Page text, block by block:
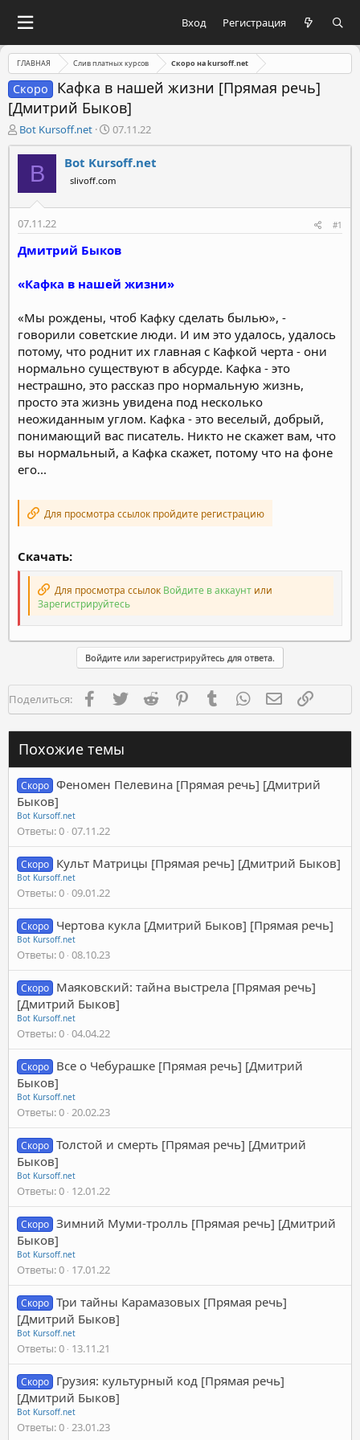
Вход Регистрация
ГЛАВНАЯ Слив платных курсов Скоро на kursoff.net
Скоро
Кафка в нашей жизни [Прямая речь]
[Дмитрий Быков]
А
в
т
м
ы
Bot Kursoff.net
Д
а
т
а
н
а
а
07.11.22
B Bot Kursoff.net
slivoff.com
07.11.22 #1
Дмитрий Быков
«Кафка в нашей жизни»
«Мы рождены, чтоб Кафку сделать былью», -
говорили советские люди. И им это удалось, удалось
потому, что роднит их главная с Кафкой черта - они
нормально существуют в абсурде. Кафка - это
нестрашно, это рассказ про нормальную жизнь,
просто эта жизнь увидена под несколько
неожиданным углом. Кафка - это веселый, добрый,
понимающий вас писатель. Никто не скажет вам, что
вы нормальный, а Кафка скажет, потому что на фоне
его...
Для просмотра ссылок пройдите регистрацию
Скачать:
Для просмотра ссылок Войдите в аккаунт или
Зарегистрируйтесь
Войдите или зарегистрируйтесь для ответа.
Поделиться: FacebookTwitter Reddit PinterestTumblr WhatsAppЭлектронная
Похожие темы
Скоро Феномен Пелевина [Прямая речь] [Дмитрий
Быков]
Bot Kursoff.net
Ответы 0 07.11.22
Скоро Культ Матрицы [Прямая речь] [Дмитрий Быков]
Bot Kursoff.net
Ответы 0 09.01.22
Скоро Чертова кукла [Дмитрий Быков] [Прямая речь]
Bot Kursoff.net
Ответы 0 08.10.23
Скоро Маяковский: тайна выстрела [Прямая речь]
[Дмитрий Быков]
Bot Kursoff.net
Ответы 0 04.04.22
Скоро Все о Чебурашке [Прямая речь] [Дмитрий
Быков]
Bot Kursoff.net
Ответы 0 20.02.23
Скоро Толстой и смерть [Прямая речь] [Дмитрий
Быков]
Bot Kursoff.net
Ответы 0 12.01.22
Скоро Зимний Муми-тролль [Прямая речь] [Дмитрий
Быков]
Bot Kursoff.net
Ответы 0 17.01.22
Скоро Три тайны Карамазовых [Прямая речь]
[Дмитрий Быков]
Bot Kursoff.net
Ответы 0 13.11.21
Скоро Грузия: культурный код [Прямая речь]
[Дмитрий Быков]
Bot Kursoff.net
Ответы 0 23.01.23